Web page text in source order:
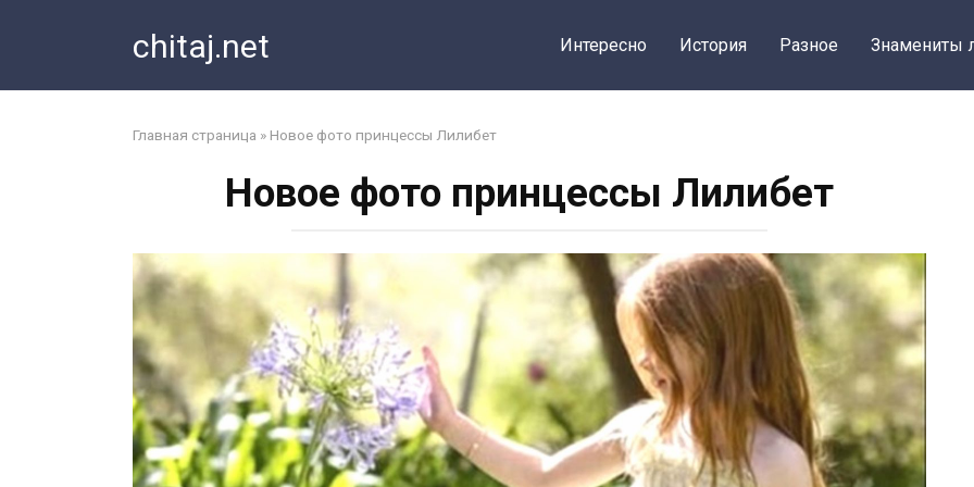
chitaj.net Интересно История Разное Знамениты
Главная страница » Новое фото принцессы Лилибет
Новое фото принцессы Лилибет